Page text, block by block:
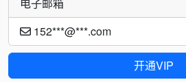
152***@***.com
开通VIP